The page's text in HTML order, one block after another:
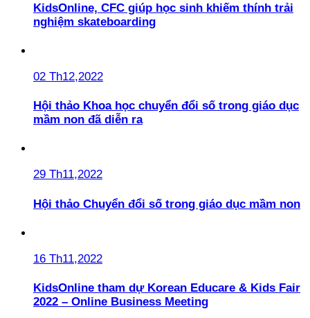
KidsOnline, CFC giúp học sinh khiếm thính trải
nghiệm skateboarding
02 Th12,2022
Hội thảo Khoa học chuyển đổi số trong giáo dục
mầm non đã diễn ra
29 Th11,2022
Hội thảo Chuyển đổi số trong giáo dục mầm non
16 Th11,2022
KidsOnline tham dự Korean Educare & Kids Fair
2022 – Online Business Meeting